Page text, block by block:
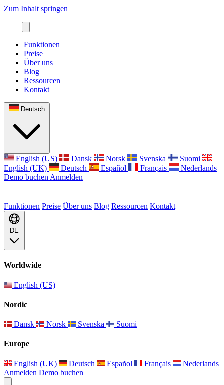
Zum Inhalt springen
Funktionen
Preise
Über uns
Blog
Ressourcen
Kontakt
Deutsch
English (US) Dansk Norsk Svenska
Suomi
English (UK)
Deutsch Español Français
Nederlands
Demo buchen Anmelden
Funktionen Preise Über uns Blog Ressourcen Kontakt
DE
Worldwide
English (US)
Nordic
Dansk Norsk Svenska Suomi
Europe
English (UK) Deutsch Español Français
Nederlands
Anmelden Demo buchen